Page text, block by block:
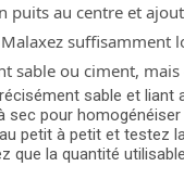
puits au centre et
suffisamment
sable ou ciment, mais
sable et liant
sec pour
petit à petit et testez
que la quantité